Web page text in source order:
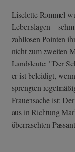
Liselotte Rommel
Lebenslagen –
zahllosen Pointen
nicht zum zweiten
Landsleute: "Der
er ist beleidigt,
sprengten
Frauensache ist:
aus in Richtung
überraschten